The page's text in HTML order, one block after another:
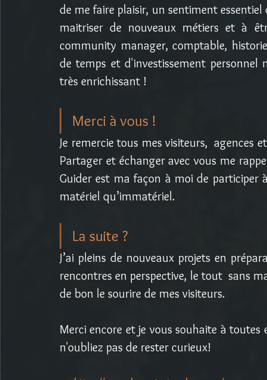
de me faire plaisir, un sentiment
maitriser de nouveaux métiers et à
community manager, comptable,
de temps et d'investissement
très enrichissant !
Merci à vous !
Je remercie tous mes visiteurs,  agences
Partager et échanger avec vous me
Guider est ma façon à moi de participer
matériel qu’immatériel.
La suite ?
J’ai pleins de nouveaux projets en
rencontres en perspective, le tout  sans
de bon le sourire de mes visiteurs.
Merci encore et je vous souhaite à
n'oubliez pas de rester curieux!